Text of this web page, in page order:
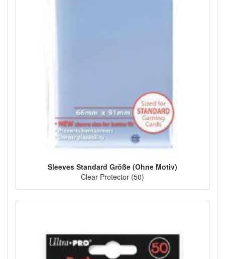
Sleeves Standard Größe (Ohne Motiv)
Clear Protector (50)